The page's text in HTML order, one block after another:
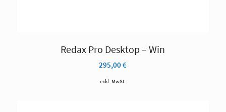
Redax Pro Desktop – Win
295,00€
exkl. MwSt.